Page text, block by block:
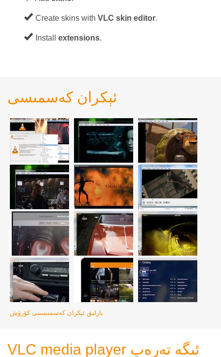
Create skins with VLC skin editor.
Install extensions.
ئېكران كەسمىسى
بارلىق ئېكران كەسمىسىنى كۆرۈش
VLC media player ئىگە تەرەپ